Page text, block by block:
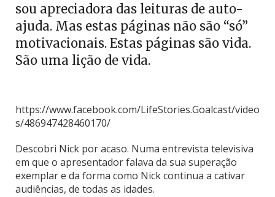
sou apreciadora das leituras de auto-
ajuda. Mas estas páginas não são “só”
motivacionais. Estas páginas são vida.
São uma lição de vida.
https://www.facebook.com/LifeStories.Goalcast/video
s/486947428460170/
Descobri Nick por acaso. Numa entrevista televisiva
em que o apresentador falava da sua superação
exemplar e da forma como Nick continua a cativar
audiências, de todas as idades.